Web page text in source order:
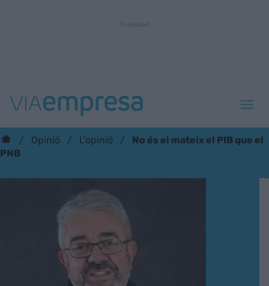
Opinió L'opinió
No és el mateix el PIB que el
PNB